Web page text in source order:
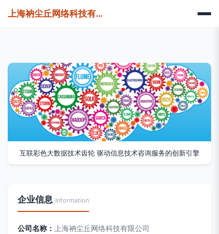
上海衲尘丘网络科技有限公司
互联彩色大数据技术齿轮 驱动信息技术咨询服务的创新引擎
企业信息 Information
公司名称： 上海衲尘丘网络科技有限公司